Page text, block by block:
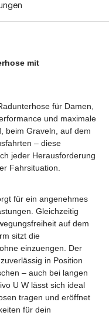
mit
für Damen,
und maximale
beim Graveln, auf dem
– diese
jeder Herausforderung
Fahrsituation.
für ein angenehmes
Gleichzeitig
auf dem
sitzt die
einzuengen. Der
in Position
– auch bei langen
U W lässt sich ideal
tragen und eröffnet
für dein